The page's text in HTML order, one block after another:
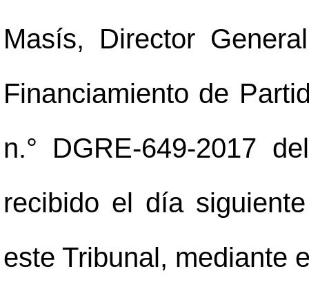
Masís, Director
Financiamiento de
n.° DGRE-649-2017
recibido el día
este Tribunal, mediante